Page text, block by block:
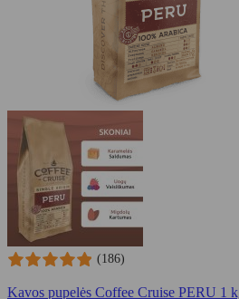
(186)
Kavos pupelės Coffee Cruise PERU 1